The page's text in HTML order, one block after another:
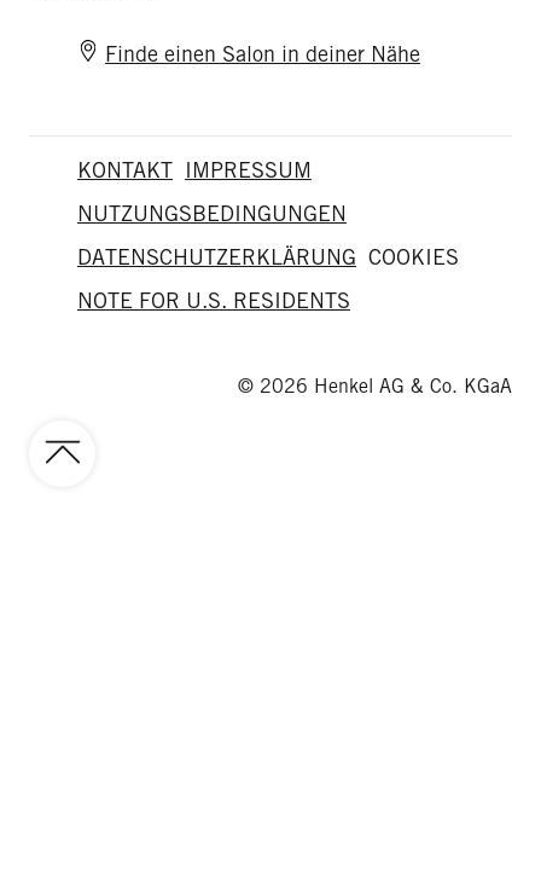
Finde einen Salon in deiner Nähe
KONTAKT IMPRESSUM
NUTZUNGSBEDINGUNGEN
DATENSCHUTZERKLÄRUNG COOKIES
NOTE FOR U.S. RESIDENTS
© 2026 Henkel AG & Co. KGaA